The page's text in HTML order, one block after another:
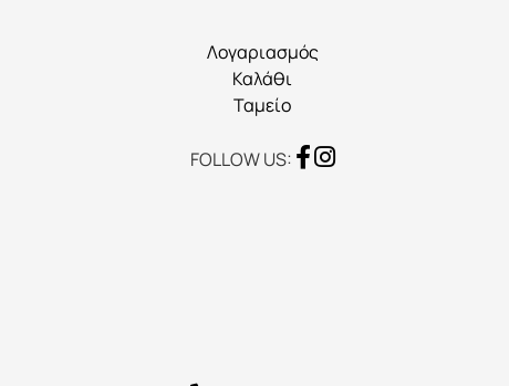
Λογαριασμός
Καλάθι
Ταμείο
FOLLOW US: